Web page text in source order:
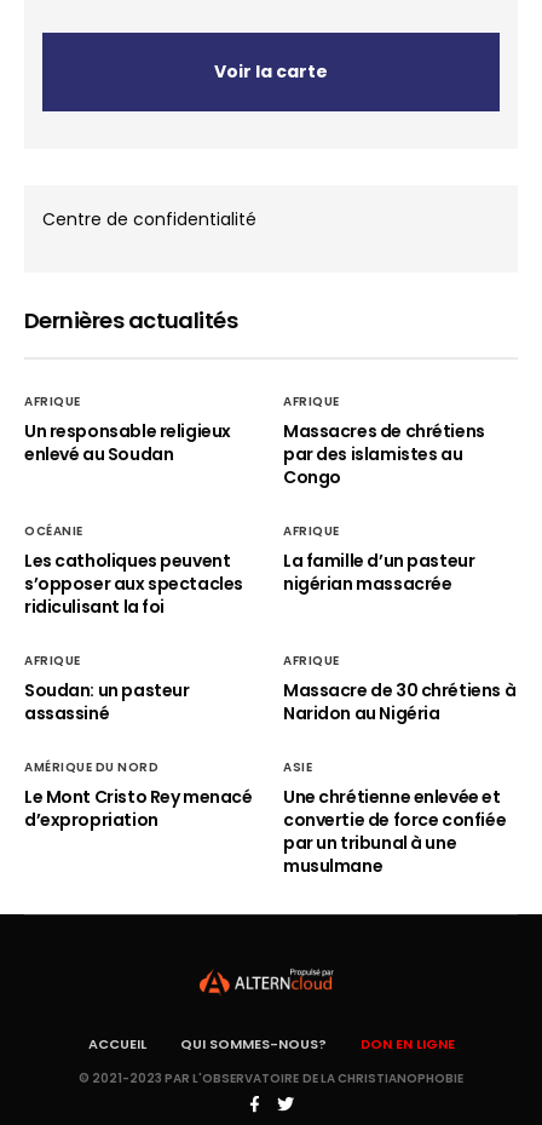
Voir la carte
Centre de confidentialité
Dernières actualités
AFRIQUE
Un responsable religieux
enlevé au Soudan
AFRIQUE
Massacres de chrétiens
par des islamistes au
Congo
OCÉANIE
Les catholiques peuvent
s’opposer aux spectacles
ridiculisant la foi
AFRIQUE
La famille d’un pasteur
nigérian massacrée
AFRIQUE
Soudan: un pasteur
assassiné
AFRIQUE
Massacre de 30 chrétiens à
Naridon au Nigéria
AMÉRIQUE DU NORD
Le Mont Cristo Rey menacé
d’expropriation
ASIE
Une chrétienne enlevée et
convertie de force confiée
par un tribunal à une
musulmane
ACCUEIL QUI SOMMES-NOUS? DON EN LIGNE
© 2021-2023 PAR L'OBSERVATOIRE DE LA CHRISTIANOPHOBIE